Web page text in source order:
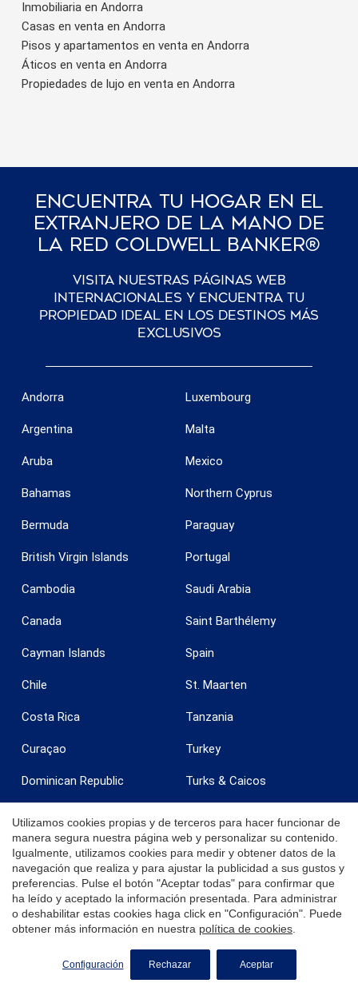
SOLICITE MÁS INFORMACIÓN
Inmobiliaria en Andorra
Casas en venta en Andorra
Pisos y apartamentos en venta en Andorra
Áticos en venta en Andorra
Propiedades de lujo en venta en Andorra
Encuentra Tu Hogar En El
Extranjero De La Mano De
La Red Coldwell Banker®
Visita nuestras páginas web
internacionales y encuentra tu
propiedad ideal en los destinos más
exclusivos
Andorra
Argentina
Aruba
Bahamas
Bermuda
British Virgin Islands
Cambodia
Canada
Cayman Islands
Chile
Costa Rica
Curaçao
Dominican Republic
France
Grenada
India
Luxembourg
Malta
Mexico
Northern Cyprus
Paraguay
Portugal
Saudi Arabia
Saint Barthélemy
Spain
St. Maarten
Tanzania
Turkey
Turks & Caicos
United Kingdom
United States
Uruguay
U.S. Virgin Islands - St.
Utilizamos cookies propias y de terceros para hacer funcionar de
manera segura nuestra página web y personalizar su contenido.
Igualmente, utilizamos cookies para medir y obtener datos de la
navegación que realiza y para ajustar la publicidad a sus gustos y
preferencias. Pulse el botón "Aceptar todas" para confirmar que
ha leído y aceptado la información presentada. Para administrar
o deshabilitar estas cookies haga click en "Configuración". Puede
obtener más información en nuestra política de cookies
Configuración Rechazar Aceptar